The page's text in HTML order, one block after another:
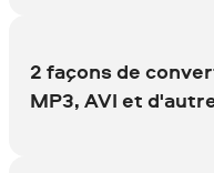
2 façons de
MP3, AVI et